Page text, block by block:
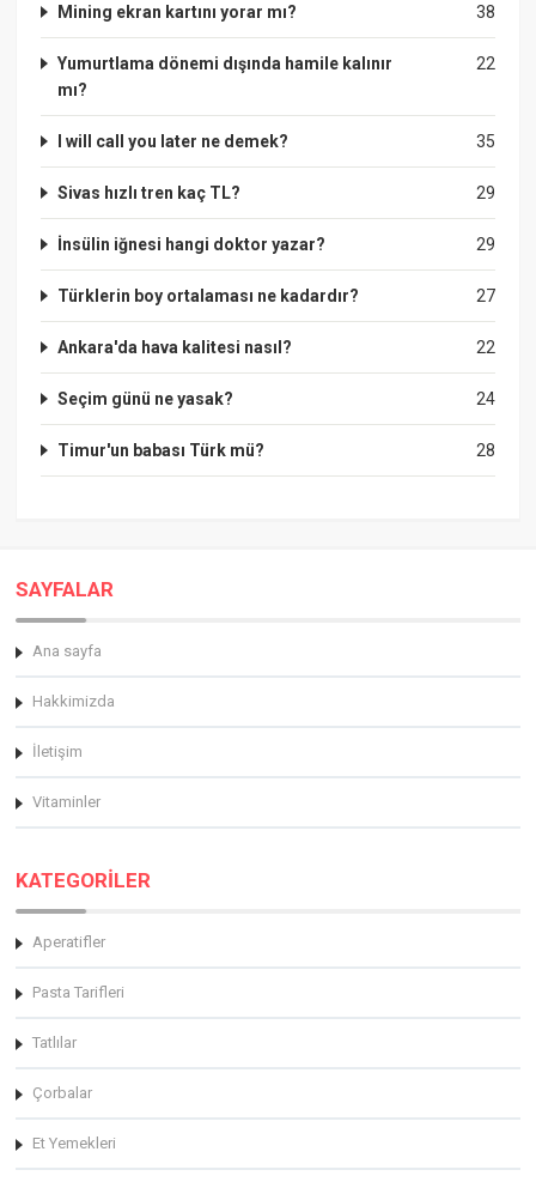
38
Mining ekran kartını yorar mı?
22
Yumurtlama dönemi dışında hamile kalınır
mı?
35
I will call you later ne demek?
29
Sivas hızlı tren kaç TL?
29
İnsülin iğnesi hangi doktor yazar?
27
Türklerin boy ortalaması ne kadardır?
22
Ankara'da hava kalitesi nasıl?
24
Seçim günü ne yasak?
28
Timur'un babası Türk mü?
SAYFALAR
Ana sayfa
Hakkimizda
İletişim
Vitaminler
KATEGORİLER
Aperatifler
Pasta Tarifleri
Tatlılar
Çorbalar
Et Yemekleri